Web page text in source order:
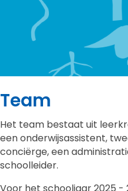
Team
Het team bestaat uit
een onderwijsassistent,
conciërge, een
schoolleider.
Voor het schooljaar 2025 -